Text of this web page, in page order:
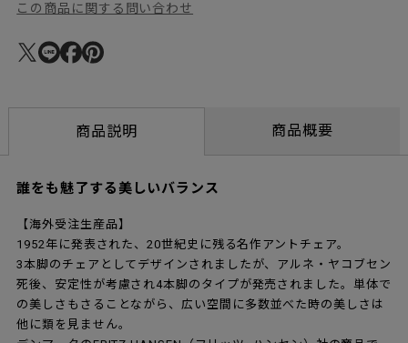
この商品に関する問い合わせ
商品説明 商品概要
誰をも魅了する美しいバランス
【海外受注生産品】
1952年に発表された、20世紀史に残る名作アントチェア。
3本脚のチェアとしてデザインされましたが、アルネ・ヤコブセン
死後、安定性が考慮され4本脚のタイプが発売されました。単体で
の美しさもさることながら、広い空間に多数並べた時の美しさは
他に類を見ません。